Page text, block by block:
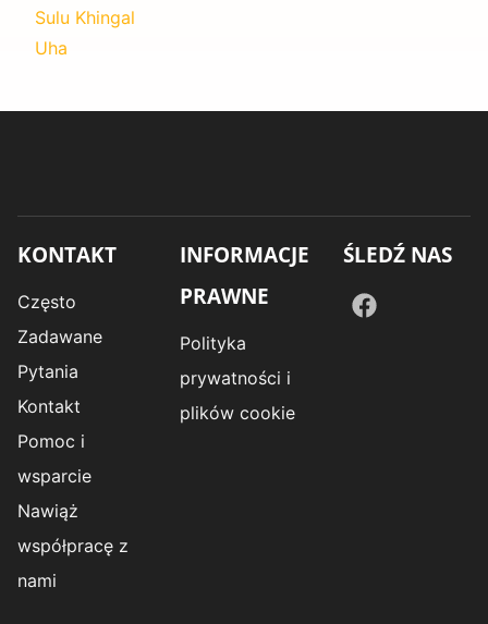
Sulu Khingal
Uha
KONTAKT
Często
Zadawane
Pytania
Kontakt
Pomoc i
wsparcie
Nawiąż
współpracę z
nami
INFORMACJE
PRAWNE
Polityka
prywatności i
plików cookie
ŚLEDŹ NAS